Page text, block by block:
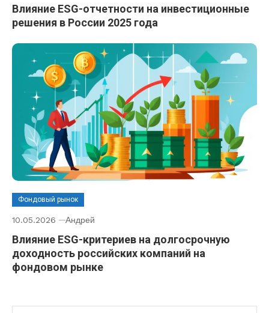
Влияние ESG-отчетности на инвестиционные
решения в России 2025 года
Фондовый рынок
10.05.2026 Андрей
Влияние ESG-критериев на долгосрочную
доходность российских компаний на
фондовом рынке